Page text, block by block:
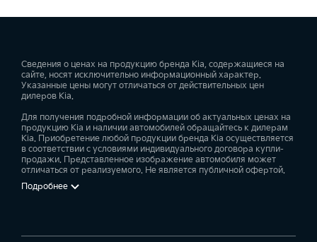
Сведения о ценах на продукцию бренда Kia, содержащиеся на
сайте, носят исключительно информационный характер.
Указанные цены могут отличаться от действительных цен
дилеров Kia.
Для получения подробной информации об актуальных ценах на
продукцию Kia и наличии автомобилей обращайтесь к дилерам
Kia. Приобретение любой продукции бренда Kia осуществляется
в соответствии с условиями индивидуального договора купли-
продажи. Представленное изображение автомобиля может
отличаться от реализуемого. Не является публичной офертой.
Подробнее